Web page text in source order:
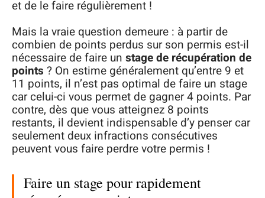
et de le faire régulièrement !
Mais la vraie question demeure : à partir de
combien de points perdus sur son permis est-il
nécessaire de faire un stage de récupération de
points ? On estime généralement qu’entre 9 et
11 points, il n’est pas optimal de faire un stage
car celui-ci vous permet de gagner 4 points. Par
contre, dès que vous atteignez 8 points
restants, il devient indispensable d’y penser car
seulement deux infractions consécutives
peuvent vous faire perdre votre permis !
Faire un stage pour rapidement